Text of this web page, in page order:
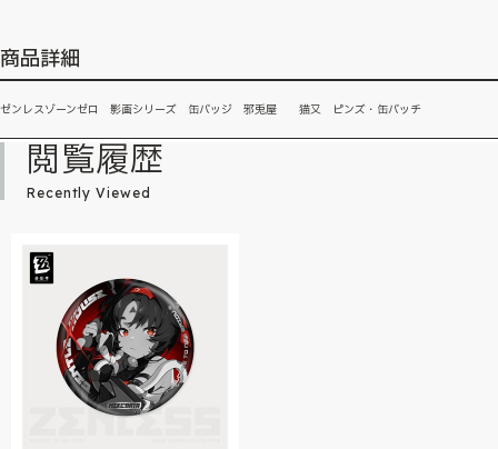
商品詳細
ゼンレスゾーンゼロ 影画シリーズ 缶バッジ 邪兎屋 猫又 ピンズ・缶バッチ
閲覧履歴
Recently Viewed